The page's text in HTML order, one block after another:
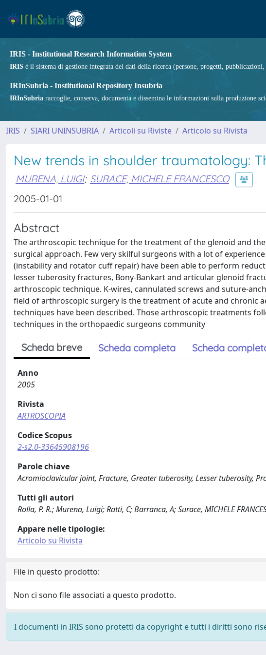
IRIS - Institutional Research Information System
IRIS è il sistema di gestione integrata dei dati della ricerca (persone, progetti,
IRInSubria - Institutional Repository Insubria
IRInSubria raccoglie, conserva, documenta e dissemina le informazioni sulla produzione
IRIS SIARI UNINSUBRIA Articoli su Riviste Articolo su Rivista
New trends in shoulder traumatology:
MURENA, LUIGI; SURACE, MICHELE FRANCESCO
2005-01-01
Abstract
The arthroscopic technique for the treatment of the glenoid and
surgical approach. Few very skilful surgeons with a lot of
(instability and rotator cuff repair) have been able to perform
lesser tuberosity fractures, Bony-Bankart and articular glenoid
arthroscopic technique. K-wires, cannulated screws and suture-
field of arthroscopic surgery is the treatment of acute and chronic
techniques have been described. Those arthroscopic treatments
techniques in the orthopaedic surgeons community
Scheda breve Scheda completa Scheda
Anno
2005
Rivista
ARTROSCOPIA
Codice Scopus
2-s2.0-33645908196
Parole chiave
Acromioclavicular joint, Fracture, Greater tuberosity, Lesser tuberosity,
Tutti gli autori
Rolla, P. R.; Murena, Luigi; Ratti, C; Barranca, A; Surace, MICHELE
Appare nelle tipologie:
Articolo su Rivista
File in questo prodotto:
Non ci sono file associati a questo prodotto.
I documenti in IRIS sono protetti da copyright e tutti i diritti sono